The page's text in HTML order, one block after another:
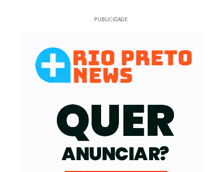
PUBLICIDADE